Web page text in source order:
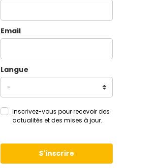
Email
Langue
Inscrivez-vous pour recevoir des
actualités et des mises à jour.
S'inscrire